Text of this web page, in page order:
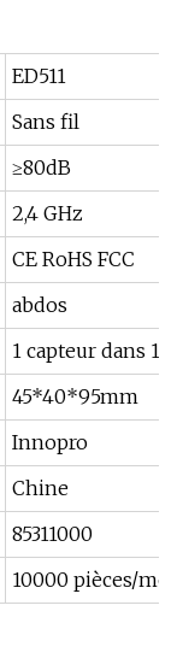
ED511
Sans fil
≥80dB
2,4 GHz
CE RoHS FCC
abdos
1 capteur dans 1
45*40*95mm
Innopro
Chine
85311000
10000 pièces/